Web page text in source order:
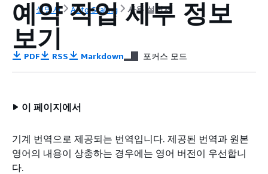
설명서 Auto Scaling 사용 설명서
예약 작업 세부 정보
보기
PDF RSS Markdown 포커스 모드
이 페이지에서
기계 번역으로 제공되는 번역입니다. 제공된 번역과 원본
영어의 내용이 상충하는 경우에는 영어 버전이 우선합니
다.